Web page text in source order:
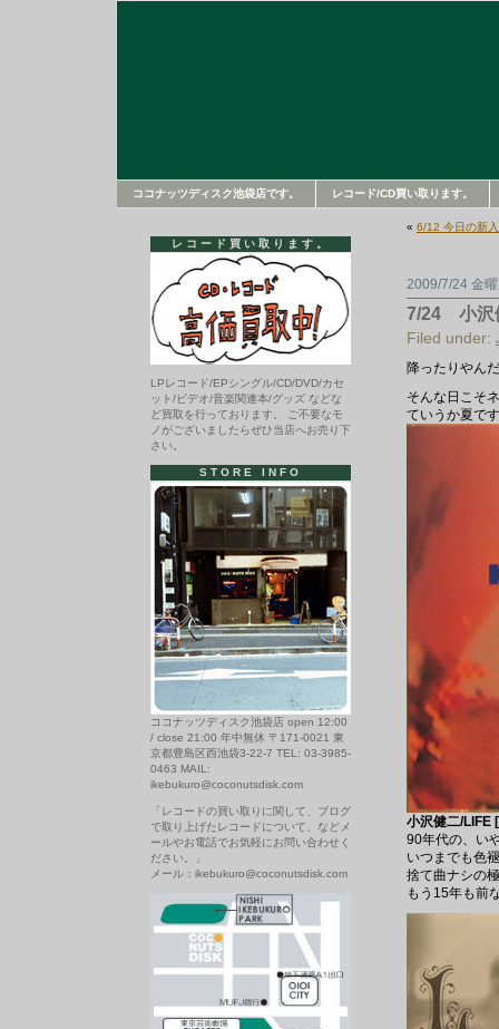
ココナッツディスク池袋店です。 レコード/CD買い取ります。
« 6/12 今日の新
2009/7/24 金
7/24 小沢
Filed under:
降ったりやん
そんな日こそ
ていうか夏で
小沢健二/LIFE
90年代の、い
いつまでも色
捨て曲ナシの
もう15年も前
レコード買い取ります。
LPレコード/EPシングル/CD/DVD/カセ
ット/ビデオ/音楽関連本/グッズ などな
ど買取を行っております。 ご不要なモ
ノがございましたらぜひ当店へお売り下
さい。
STORE INFO
ココナッツディスク池袋店 open 12:00
/ close 21:00 年中無休 〒171-0021 東
京都豊島区西池袋3-22-7 TEL: 03-3985-
0463 MAIL:
ikebukuro@coconutsdisk.com
「レコードの買い取りに関して、ブログ
で取り上げたレコードについて、などメ
ールやお電話でお気軽にお問い合わせく
ださい。」
メール：ikebukuro@coconutsdisk.com